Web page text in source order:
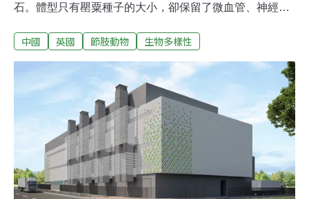
石。體型只有罌粟種子的大小，卻保留了微血管、神經系
億萬年前幼蟲的內臟保留至今，且保存狀態良好，讓史密
難得一見的夢幻化石杜倫大學（Durham University）古生
物學副教授史密斯（Martin Smith）的同事在中國進行微
觀化石（microscopic fossil）研究，從5億年前的岩石沉積
物中找尋可能蘊藏的生物化石。5億2000萬年前是寒武
紀，是地球上主要動物群首次演化的時期。中國雲南大學
有一組團隊專門篩選岩石，找尋其中的化石。史密斯到中
國訪視時，發現這塊不尋常的樣本。經同意後，將它帶回
英國研究，使用先進的同步X光斷層掃描，建構幼蟲的大
中國 英國 節肢動物 生物多樣性